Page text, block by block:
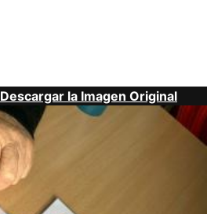
Descargar la Imagen Original